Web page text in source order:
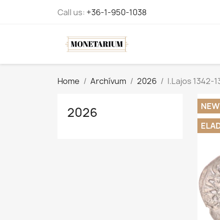
Call us: +36-1-950-1038
Home Archívum 2026 I.Lajos 1342-
2026
NEW